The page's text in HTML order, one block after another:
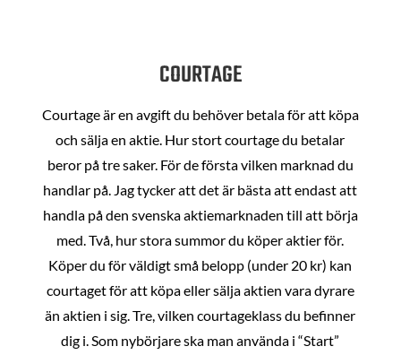
COURTAGE
Courtage är en avgift du behöver betala för att köpa
och sälja en aktie. Hur stort courtage du betalar
beror på tre saker. För de första vilken marknad du
handlar på. Jag tycker att det är bästa att endast att
handla på den svenska aktiemarknaden till att börja
med. Två, hur stora summor du köper aktier för.
Köper du för väldigt små belopp (under 20 kr) kan
courtaget för att köpa eller sälja aktien vara dyrare
än aktien i sig. Tre, vilken courtageklass du befinner
dig i. Som nybörjare ska man använda i “Start”